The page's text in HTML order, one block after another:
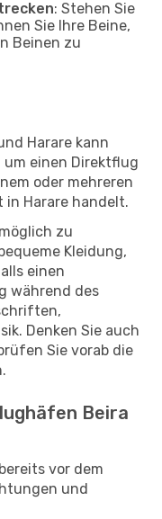
: Stehen Sie
Sie Ihre Beine,
Beinen zu
Harare kann
um einen Direktflug
oder mehreren
Harare handelt.
zu
Kleidung,
einen
während des
Denken Sie auch
Sie vorab die
Beira
vor dem
und